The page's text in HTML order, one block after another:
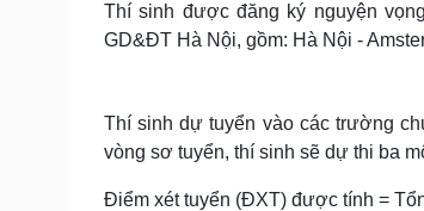
Cải chính
Thí sinh được đăng ký nguyện
GD&ĐT Hà Nội, gồm: Hà Nội -
Thí sinh dự tuyển vào các trường
vòng sơ tuyển, thí sinh sẽ dự thi ba
Điểm xét tuyển (ĐXT) được tính =